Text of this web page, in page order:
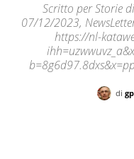
Scritto per Storie
07/12/2023,
https://nl-
di gp